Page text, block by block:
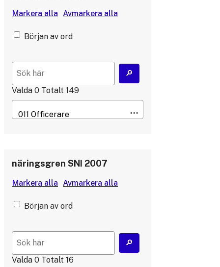
Början av ord
Valda 0 Totalt 149
näringsgren SNI 2007
Början av ord
Valda 0 Totalt 16